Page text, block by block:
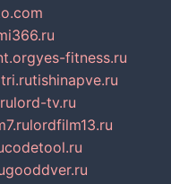
yes-fitness.ru
tishinapve.ru
lord-tv.ru
lordfilm13.ru
codetool.ru
gooddver.ru